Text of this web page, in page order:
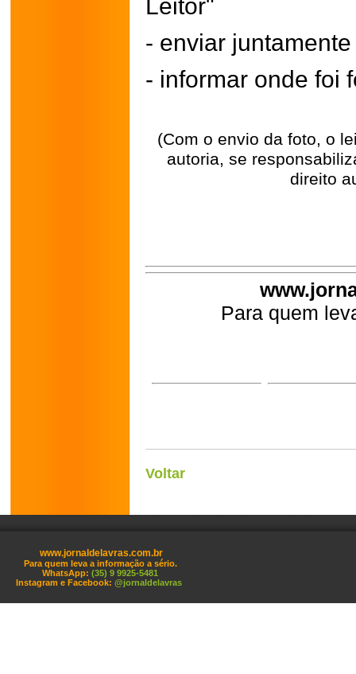
Leitor"
- enviar
- informar onde foi
(Com o envio da foto, o
autoria, se
direito
Para quem
Voltar
www.jornaldelavras.com.br
Para quem leva a informação a sério.
WhatsApp: (35) 9 9925-5481
Instagram e Facebook: @jornaldelavras